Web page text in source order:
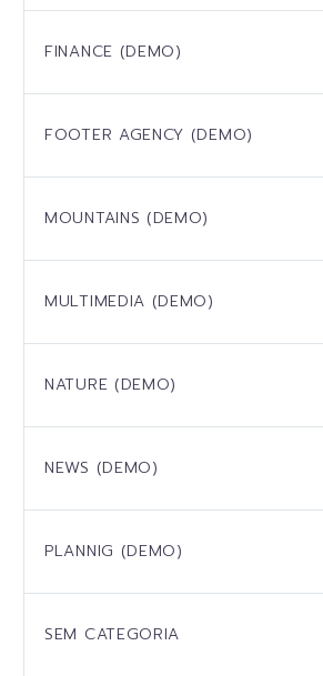
FINANCE (DEMO)
FOOTER AGENCY (DEMO)
MOUNTAINS (DEMO)
MULTIMEDIA (DEMO)
NATURE (DEMO)
NEWS (DEMO)
PLANNIG (DEMO)
SEM CATEGORIA